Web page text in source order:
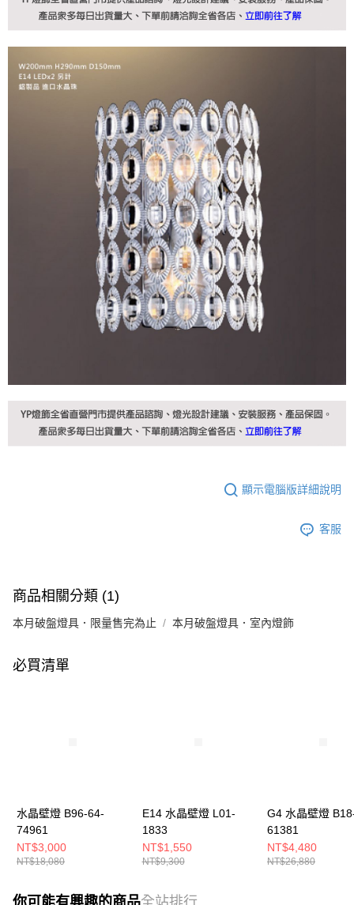
顯示電腦版詳細說明
客服
商品相關分類 (1)
本月破盤燈具．限量售完為止 本月破盤燈具．室內燈飾
必買清單
水晶壁燈 B96-64-
74961
NT$3,000
NT$18,080
E14 水晶壁燈 L01-
1833
NT$1,550
NT$9,300
G4 水晶壁燈
61381
NT$4,480
NT$26,880
你可能有興趣的商品全站排行